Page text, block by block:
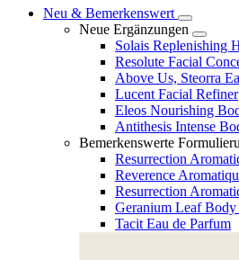
Neu & Bemerkenswert
Neue Ergänzungen
Solais Replenishing
Resolute Facial
Above Us, Steorra
Lucent Facial Refiner
Eleos Nourishing
Antithesis Intense
Bemerkenswerte
Resurrection
Reverence
Resurrection
Geranium Leaf Body
Tacit Eau de Parfum